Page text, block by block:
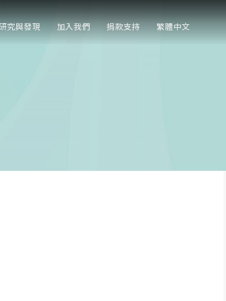
究與發現 加入我們 捐款支持 繁體中文